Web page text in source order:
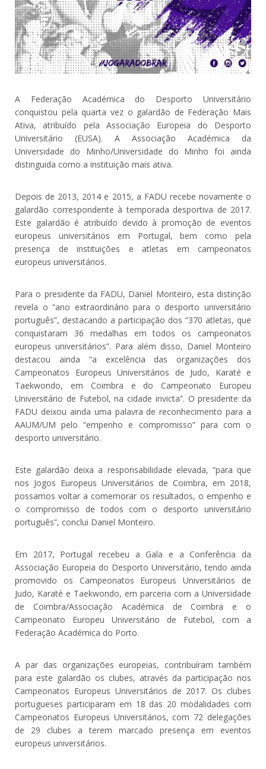
A Federação Académica do Desporto Universitário
conquistou pela quarta vez o galardão de Federação Mais
Ativa, atribuído pela Associação Europeia do Desporto
Universitário (EUSA). A Associação Académica da
Universidade do Minho/Universidade do Minho foi ainda
distinguida como a instituição mais ativa.
Depois de 2013, 2014 e 2015, a FADU recebe novamente o
galardão correspondente à temporada desportiva de 2017.
Este galardão é atribuído devido à promoção de eventos
europeus universitários em Portugal, bem como pela
presença de instituições e atletas em campeonatos
europeus universitários.
Para o presidente da FADU, Daniel Monteiro, esta distinção
revela o “ano extraordinário para o desporto universitário
português”, destacando a participação dos “370 atletas, que
conquistaram 36 medalhas em todos os campeonatos
europeus universitários”. Para além disso, Daniel Monteiro
destacou ainda “a excelência das organizações dos
Campeonatos Europeus Universitários de Judo, Karaté e
Taekwondo, em Coimbra e do Campeonato Europeu
Universitário de Futebol, na cidade invicta”. O presidente da
FADU deixou ainda uma palavra de reconhecimento para a
AAUM/UM pelo “empenho e compromisso” para com o
desporto universitário.
Este galardão deixa a responsabilidade elevada, “para que
nos Jogos Europeus Universitários de Coimbra, em 2018,
possamos voltar a comemorar os resultados, o empenho e
o compromisso de todos com o desporto universitário
português”, conclui Daniel Monteiro.
Em 2017, Portugal recebeu a Gala e a Conferência da
Associação Europeia do Desporto Universitário, tendo ainda
promovido os Campeonatos Europeus Universitários de
Judo, Karaté e Taekwondo, em parceria com a Universidade
de Coimbra/Associação Académica de Coimbra e o
Campeonato Europeu Universitário de Futebol, com a
Federação Académica do Porto.
A par das organizações europeias, contribuíram também
para este galardão os clubes, através da participação nos
Campeonatos Europeus Universitários de 2017. Os clubes
portugueses participaram em 18 das 20 modalidades com
Campeonatos Europeus Universitários, com 72 delegações
de 29 clubes a terem marcado presença em eventos
europeus universitários.